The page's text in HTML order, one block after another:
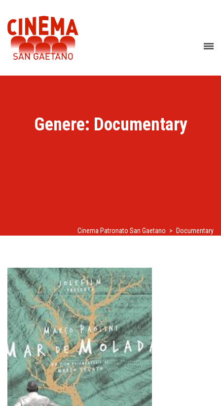
Genere: Documentary
Cinema Patronato San Gaetano > Documentary